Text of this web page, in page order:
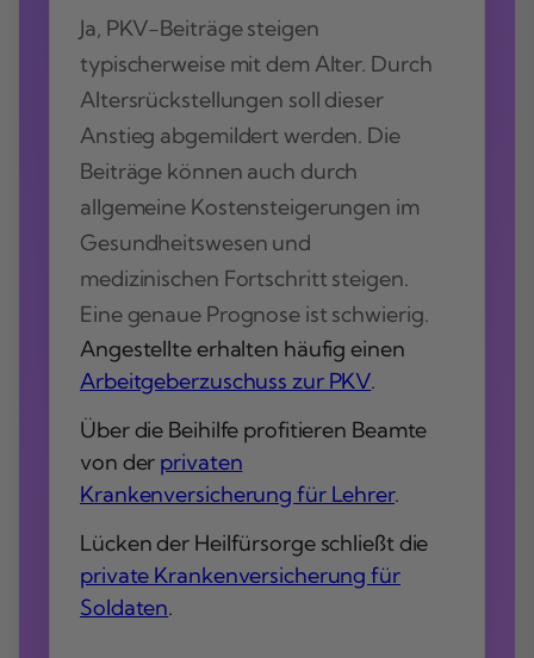
Ja, PKV-Beiträge steigen
typischerweise mit dem Alter. Durch
Altersrückstellungen soll dieser
Anstieg abgemildert werden. Die
Beiträge können auch durch
allgemeine Kostensteigerungen im
Gesundheitswesen und
medizinischen Fortschritt steigen.
Eine genaue Prognose ist schwierig.
Angestellte erhalten häufig einen
Arbeitgeberzuschuss zur PKV.
Über die Beihilfe profitieren Beamte
von der privaten
Krankenversicherung für Lehrer.
Lücken der Heilfürsorge schließt die
private Krankenversicherung für
Soldaten.